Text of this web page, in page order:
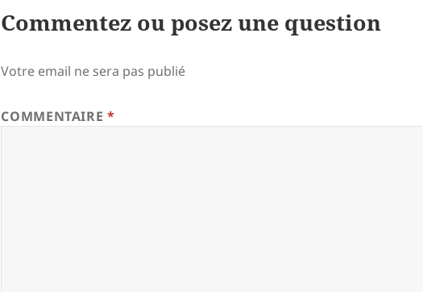
Commentez ou posez une question
Votre email ne sera pas publié
COMMENTAIRE*